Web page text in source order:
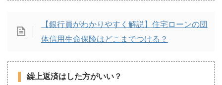
【銀行員がわかりやすく解説】住宅ローンの団
体信用生命保険はどこまでつける？
繰上返済はした方がいい？